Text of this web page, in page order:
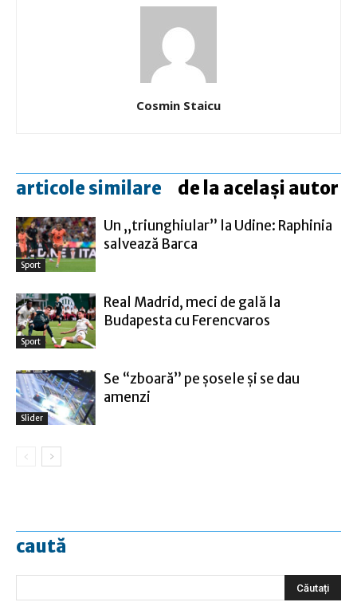
Cosmin Staicu
articole similare de la același autor
Sport
Un „triunghiular” la Udine: Raphinia
salvează Barca
Sport
Real Madrid, meci de gală la
Budapesta cu Ferencvaros
Slider
Se “zboară” pe șosele și se dau
amenzi
caută